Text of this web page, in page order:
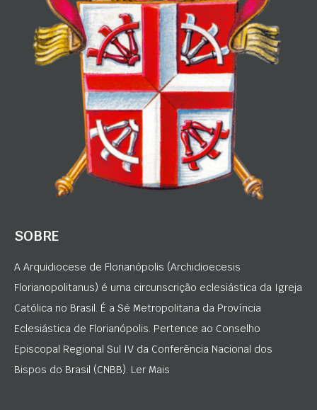
SOBRE
A Arquidiocese de Florianópolis (Archidioecesis
Florianopolitanus) é uma circunscrição eclesiástica da Igreja
Católica no Brasil. É a Sé Metropolitana da Província
Eclesiástica de Florianópolis. Pertence ao Conselho
Episcopal Regional Sul IV da Conferência Nacional dos
Bispos do Brasil (CNBB). Ler Mais